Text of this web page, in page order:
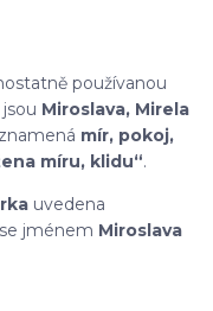
používanou
Miroslava, Mirela
mír, pokoj,
míru, klidu“.
uvedena
jménem Miroslava